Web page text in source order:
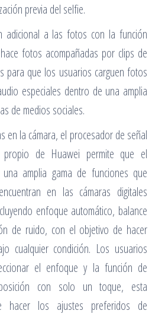
previa del selfie.
adicional a las fotos con la función
fotos acompañadas por clips de
para que los usuarios carguen fotos
especiales dentro de una amplia
de medios sociales.
en la cámara, el procesador de señal
de Huawei permite que el
amplia gama de funciones que
en las cámaras digitales
enfoque automático, balance
de ruido, con el objetivo de hacer
cualquier condición. Los usuarios
el enfoque y la función de
con solo un toque, esta
hacer los ajustes preferidos de